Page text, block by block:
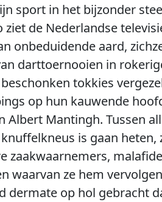
sport in het bijzonder
ziet de Nederlandse
onbeduidende aard,
darttoernooien in
tokkies
op hun kauwende
Mantingh. Tussen
is gaan
zaakwaarnemers,
waarvan ze hem
op hol gebracht